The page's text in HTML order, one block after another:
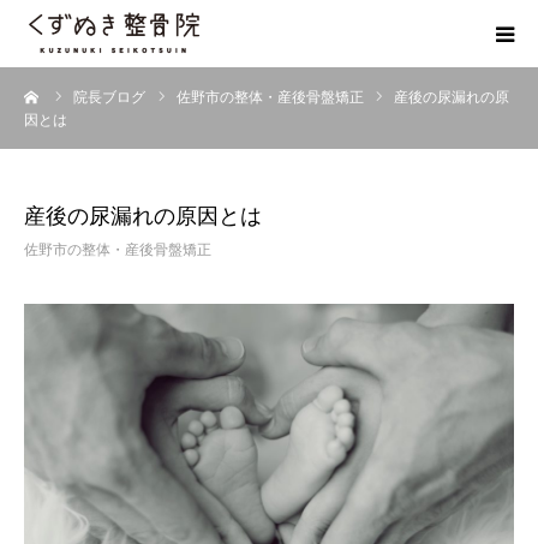
院長ブログ 佐野市の整体・産後骨盤矯正
産後の尿漏れの原
因とは
産後の尿漏れの原因とは
佐野市の整体・産後骨盤矯正
初めての方へ
整体院Q＆A
お客様の声
院長ブログ
佐野市の交通事故治療 整骨院